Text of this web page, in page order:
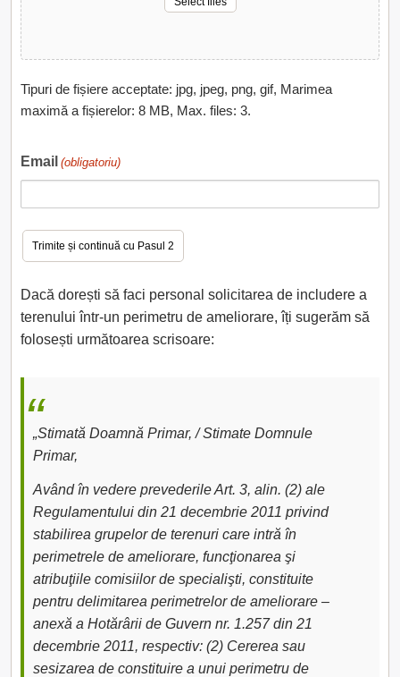
Tipuri de fișiere acceptate: jpg, jpeg, png, gif, Marimea
maximă a fișierelor: 8 MB, Max. files: 3.
Email (obligatoriu)
Dacă dorești să faci personal solicitarea de includere a
terenului într-un perimetru de ameliorare, îți sugerăm să
folosești următoarea scrisoare:
„Stimată Doamnă Primar, / Stimate Domnule
Primar,
Având în vedere prevederile Art. 3, alin. (2) ale
Regulamentului din 21 decembrie 2011 privind
stabilirea grupelor de terenuri care intră în
perimetrele de ameliorare, funcţionarea şi
atribuţiile comisiilor de specialişti, constituite
pentru delimitarea perimetrelor de ameliorare –
anexă a Hotărârii de Guvern nr. 1.257 din 21
decembrie 2011, respectiv: (2) Cererea sau
sesizarea de constituire a unui perimetru de